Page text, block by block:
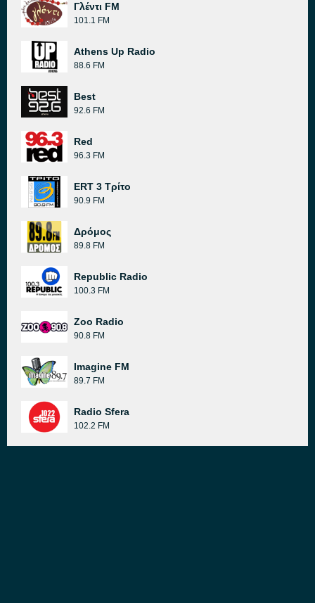
Γλέντι FM
101.1 FM
Athens Up Radio
88.6 FM
Best
92.6 FM
Red
96.3 FM
ERT 3 Τρίτο
90.9 FM
Δρόμος
89.8 FM
Republic Radio
100.3 FM
Zoo Radio
90.8 FM
Imagine FM
89.7 FM
Radio Sfera
102.2 FM